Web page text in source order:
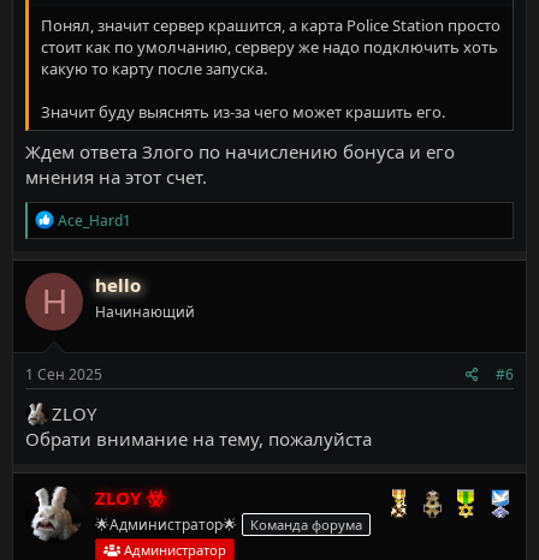
Понял, значит сервер крашится, а карта Police Station просто
стоит как по умолчанию, серверу же надо подключить хоть
какую то карту после запуска.
Значит буду выяснять из-за чего может крашить его.
Ждем ответа Злого по начислению бонуса и его
мнения на этот счет.
Р
е
а
к
ц
и
и
Ace_Hard1
H hello
Начинающий
1 Сен 2025 #6
ZLOY
Обрати внимание на тему, пожалуйста
ZLOY
🌟Администратор🌟
Команда форума
Администратор